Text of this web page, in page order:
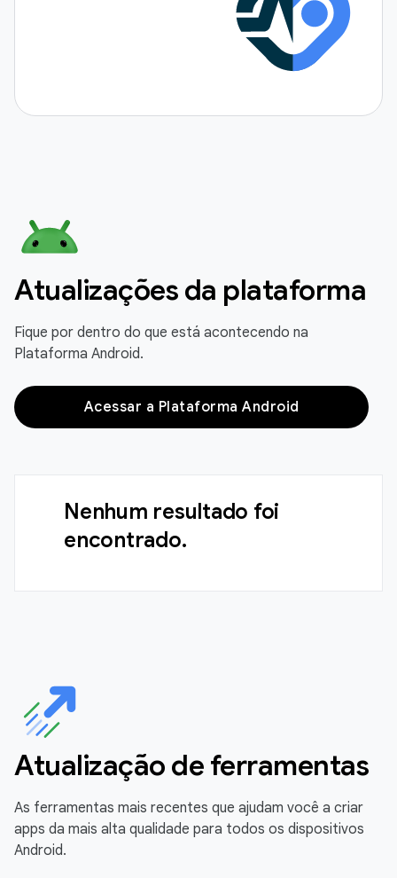
Atualizações da plataforma
Fique por dentro do que está acontecendo na
Plataforma Android.
Acessar a Plataforma Android
Nenhum resultado foi
encontrado.
Atualização de ferramentas
As ferramentas mais recentes que ajudam você a criar
apps da mais alta qualidade para todos os dispositivos
Android.